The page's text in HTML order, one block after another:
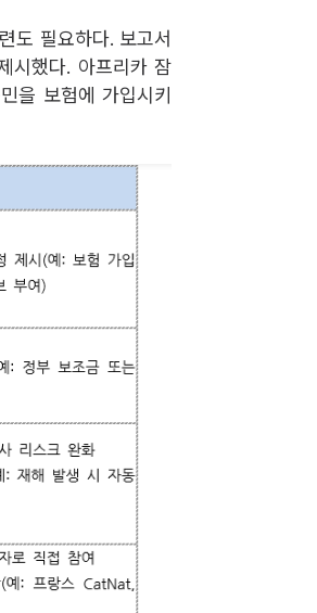
도 필요하다. 보고서
시했다. 아프리카 잠
을 보험에 가입시키